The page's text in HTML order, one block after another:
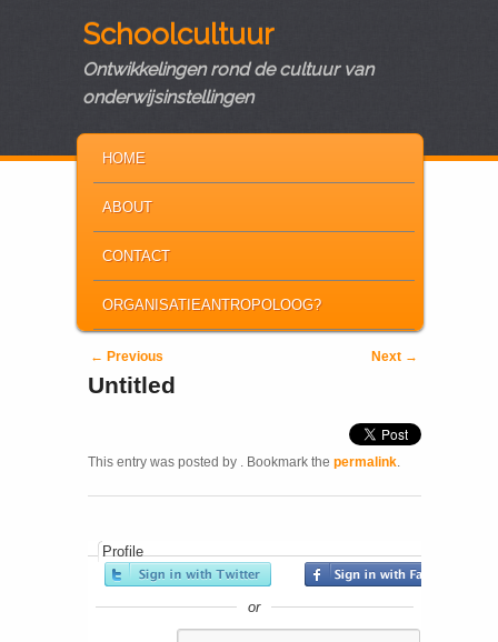
Schoolcultuur
Ontwikkelingen rond de cultuur van
onderwijsinstellingen
SKIP TO PRIMARY CONTENT
SKIP TO SECONDARY CONTENT
HOME
ABOUT
CONTACT
ORGANISATIEANTROPOLOOG?
Post navigation
← Previous Next →
Untitled
This entry was posted by . Bookmark the permalink.
Profile
or